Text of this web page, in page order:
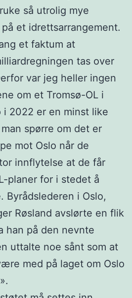
så utrolig mye
et idrettsarrangement.
et faktum at
tas over
var jeg heller ingen
om et Tromsø-OL i
i 2022 er en minst like
spørre om det er
mot Oslo når de
innflytelse at de får
planer for i stedet å
Byrådslederen i Oslo,
Røsland avslørte en flik
han på den nevnte
uttalte noe sånt som at
med på laget om Oslo